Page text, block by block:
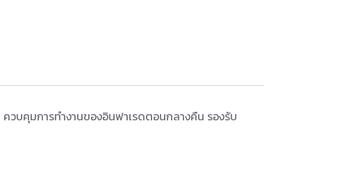
วบคุมการทำงานของอินฟาเรดตอนกลางคืน รองรับ